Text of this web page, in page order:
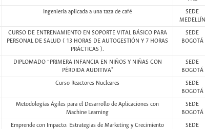
Ingeniería aplicada a una taza de café
SEDE
MEDELLÍN
CURSO DE ENTRENAMIENTO EN SOPORTE VITAL BÁSICO PARA
PERSONAL DE SALUD ( 13 HORAS DE AUTOGESTIÓN Y 7 HORAS
PRÁCTICAS ).
SEDE
BOGOTÁ
DIPLOMADO “PRIMERA INFANCIA EN NIÑOS Y NIÑAS CON
PÉRDIDA AUDITIVA"
SEDE
BOGOTÁ
Curso Reactores Nucleares
SEDE
BOGOTÁ
Metodologías Ágiles para el Desarrollo de Aplicaciones con
Machine Learning
SEDE
BOGOTÁ
Emprende con Impacto: Estrategias de Marketing y Crecimiento
SEDE